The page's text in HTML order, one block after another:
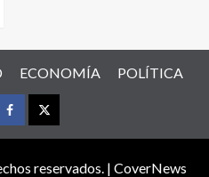
ECONOMÍA POLÍTICA
FacebookTwitter
reservados. | CoverNews